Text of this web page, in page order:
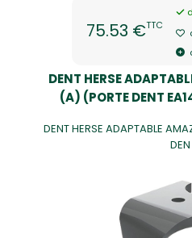
75.53 €TTC
DENT HERSE
(A) (PORTE DENT
DENT HERSE ADAPTABLE
DEN